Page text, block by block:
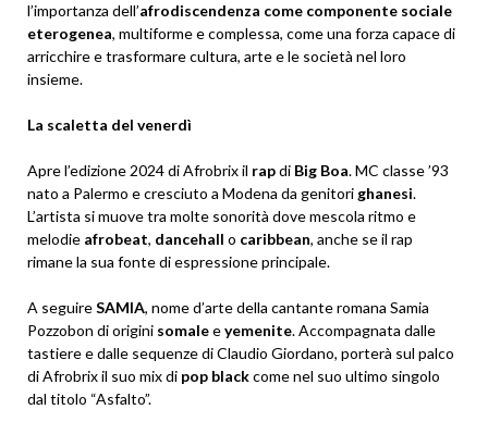
l’importanza dell’afrodiscendenza come componente sociale
eterogenea, multiforme e complessa, come una forza capace di
arricchire e trasformare cultura, arte e le società nel loro
insieme.
La scaletta del venerdì
Apre l’edizione 2024 di Afrobrix il rapdi Big Boa. MC classe ’93
nato a Palermo e cresciuto a Modena da genitori ghanesi.
L’artista si muove tra molte sonorità dove mescola ritmo e
melodie afrobeat, dancehall o caribbean, anche se il rap
rimane la sua fonte di espressione principale.
A seguireSAMIA, nome d’arte della cantante romana Samia
Pozzobon di origini somaleeyemenite. Accompagnata dalle
tastiere e dalle sequenze di Claudio Giordano, porterà sul palco
di Afrobrix il suo mix di pop blackcome nel suo ultimo singolo
dal titolo “Asfalto”.